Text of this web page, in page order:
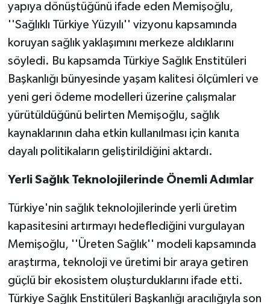
yapıya dönüştüğünü ifade eden Memişoğlu,
''Sağlıklı Türkiye Yüzyılı'' vizyonu kapsamında
koruyan sağlık yaklaşımını merkeze aldıklarını
söyledi. Bu kapsamda Türkiye Sağlık Enstitüleri
Başkanlığı bünyesinde yaşam kalitesi ölçümleri ve
yeni geri ödeme modelleri üzerine çalışmalar
yürütüldüğünü belirten Memişoğlu, sağlık
kaynaklarının daha etkin kullanılması için kanıta
dayalı politikaların geliştirildiğini aktardı.
Yerli Sağlık Teknolojilerinde Önemli Adımlar
Türkiye'nin sağlık teknolojilerinde yerli üretim
kapasitesini artırmayı hedeflediğini vurgulayan
Memişoğlu, ''Üreten Sağlık'' modeli kapsamında
araştırma, teknoloji ve üretimi bir araya getiren
güçlü bir ekosistem oluşturduklarını ifade etti.
Türkiye Sağlık Enstitüleri Başkanlığı aracılığıyla son